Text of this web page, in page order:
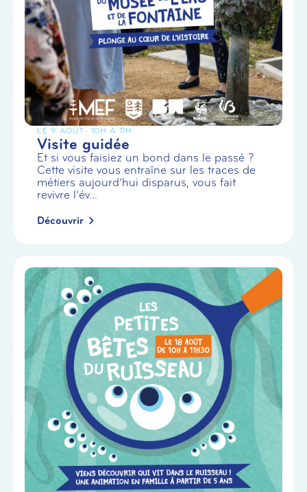
LE 9 AOÛT- 10H À 11H
Visite guidée
Et si vous faisiez un bond dans le passé ?
Cette visite vous entraîne sur les traces de
métiers aujourd’hui disparus, vous fait
revivre l’év...
Découvrir